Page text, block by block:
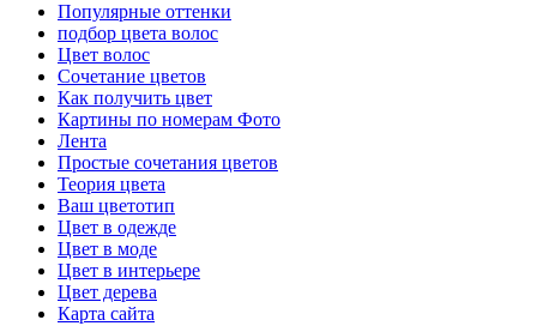
Популярные оттенки
подбор цвета волос
Цвет волос
Сочетание цветов
Как получить цвет
Картины по номерам Фото
Лента
Простые сочетания цветов
Теория цвета
Ваш цветотип
Цвет в одежде
Цвет в моде
Цвет в интерьере
Цвет дерева
Карта сайта